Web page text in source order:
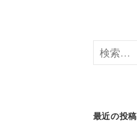
検
索:
最近の投稿